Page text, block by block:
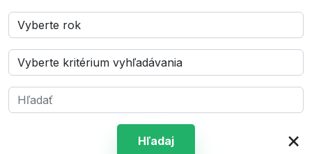
Hľadaj ×